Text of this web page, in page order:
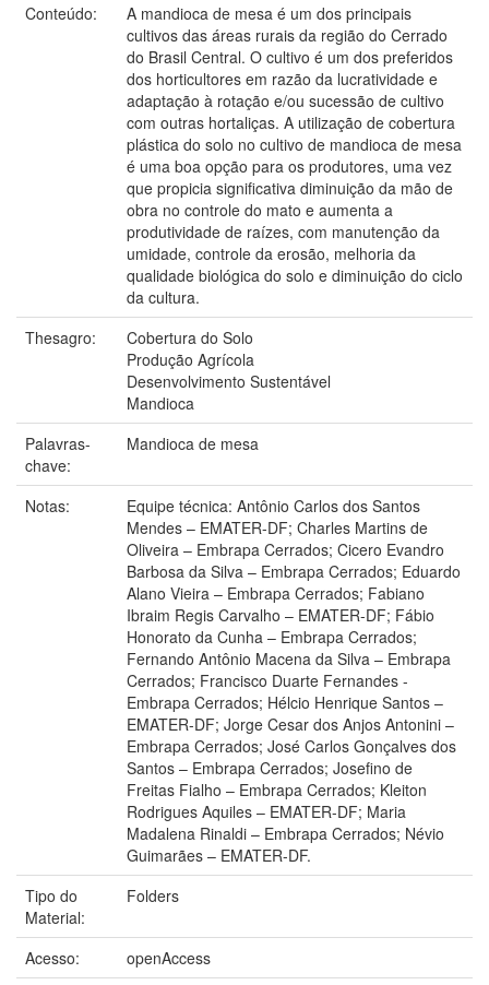
Conteúdo:
A mandioca de mesa é um dos principais
cultivos das áreas rurais da região do Cerrado
do Brasil Central. O cultivo é um dos preferidos
dos horticultores em razão da lucratividade e
adaptação à rotação e/ou sucessão de cultivo
com outras hortaliças. A utilização de cobertura
plástica do solo no cultivo de mandioca de mesa
é uma boa opção para os produtores, uma vez
que propicia significativa diminuição da mão de
obra no controle do mato e aumenta a
produtividade de raízes, com manutenção da
umidade, controle da erosão, melhoria da
qualidade biológica do solo e diminuição do ciclo
da cultura.
Thesagro:
Cobertura do Solo
Produção Agrícola
Desenvolvimento Sustentável
Mandioca
Palavras-
chave:
Mandioca de mesa
Notas:
Equipe técnica: Antônio Carlos dos Santos
Mendes – EMATER-DF; Charles Martins de
Oliveira – Embrapa Cerrados; Cicero Evandro
Barbosa da Silva – Embrapa Cerrados; Eduardo
Alano Vieira – Embrapa Cerrados; Fabiano
Ibraim Regis Carvalho – EMATER-DF; Fábio
Honorato da Cunha – Embrapa Cerrados;
Fernando Antônio Macena da Silva – Embrapa
Cerrados; Francisco Duarte Fernandes -
Embrapa Cerrados; Hélcio Henrique Santos –
EMATER-DF; Jorge Cesar dos Anjos Antonini –
Embrapa Cerrados; José Carlos Gonçalves dos
Santos – Embrapa Cerrados; Josefino de
Freitas Fialho – Embrapa Cerrados; Kleiton
Rodrigues Aquiles – EMATER-DF; Maria
Madalena Rinaldi – Embrapa Cerrados; Névio
Guimarães – EMATER-DF.
Tipo do
Material:
Folders
Acesso:
openAccess